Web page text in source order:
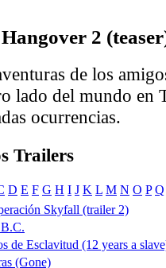
2
de los
lado del mundo en
ocurrencias.
Trailers
D E F G H I J K L M N O P Q
Skyfall (trailer 2)
de Esclavitud (12 years a
(Gone)